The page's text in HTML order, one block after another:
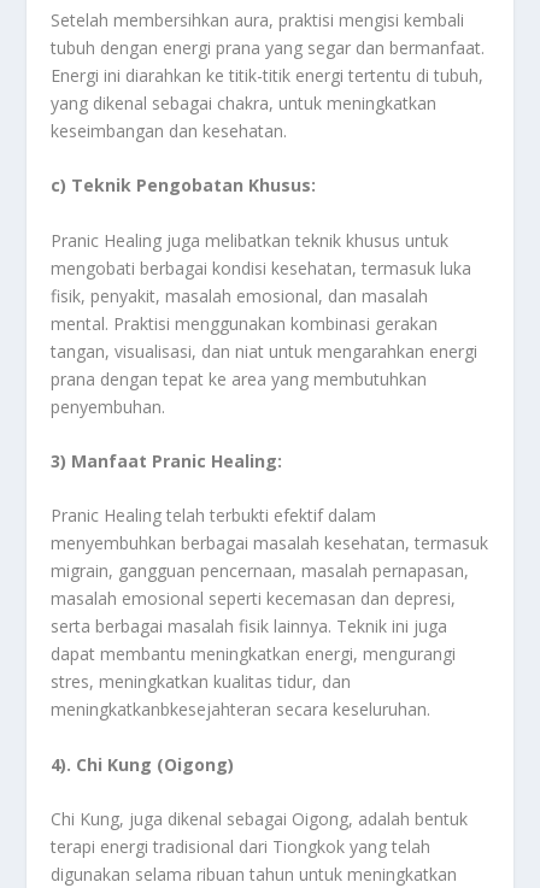
Setelah membersihkan aura, praktisi mengisi kembali
tubuh dengan energi prana yang segar dan bermanfaat.
Energi ini diarahkan ke titik-titik energi tertentu di tubuh,
yang dikenal sebagai chakra, untuk meningkatkan
keseimbangan dan kesehatan.
c) Teknik Pengobatan Khusus:
Pranic Healing juga melibatkan teknik khusus untuk
mengobati berbagai kondisi kesehatan, termasuk luka
fisik, penyakit, masalah emosional, dan masalah
mental. Praktisi menggunakan kombinasi gerakan
tangan, visualisasi, dan niat untuk mengarahkan energi
prana dengan tepat ke area yang membutuhkan
penyembuhan.
3) Manfaat Pranic Healing:
Pranic Healing telah terbukti efektif dalam
menyembuhkan berbagai masalah kesehatan, termasuk
migrain, gangguan pencernaan, masalah pernapasan,
masalah emosional seperti kecemasan dan depresi,
serta berbagai masalah fisik lainnya. Teknik ini juga
dapat membantu meningkatkan energi, mengurangi
stres, meningkatkan kualitas tidur, dan
meningkatkanbkesejahteran secara keseluruhan.
4). Chi Kung (Oigong)
Chi Kung, juga dikenal sebagai Oigong, adalah bentuk
terapi energi tradisional dari Tiongkok yang telah
digunakan selama ribuan tahun untuk meningkatkan